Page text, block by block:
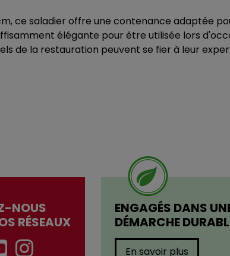
ce saladier offre une contenance adaptée
élégante pour être utilisée lors
de la restauration peuvent se fier à leur
ENGAGÉS DANS
DÉMARCHE
En savoir plus
NOUS
RÉSEAUX